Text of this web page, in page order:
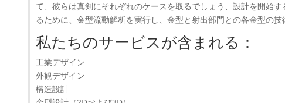
て、彼らは真剣にそれぞれのケースを取るでしょう、設計を開始
るために、金型流動解析を実行し、金型と射出部門との各金型の技
私たちのサービスが含まれる：
工業デザイン
外観デザイン
構造設計